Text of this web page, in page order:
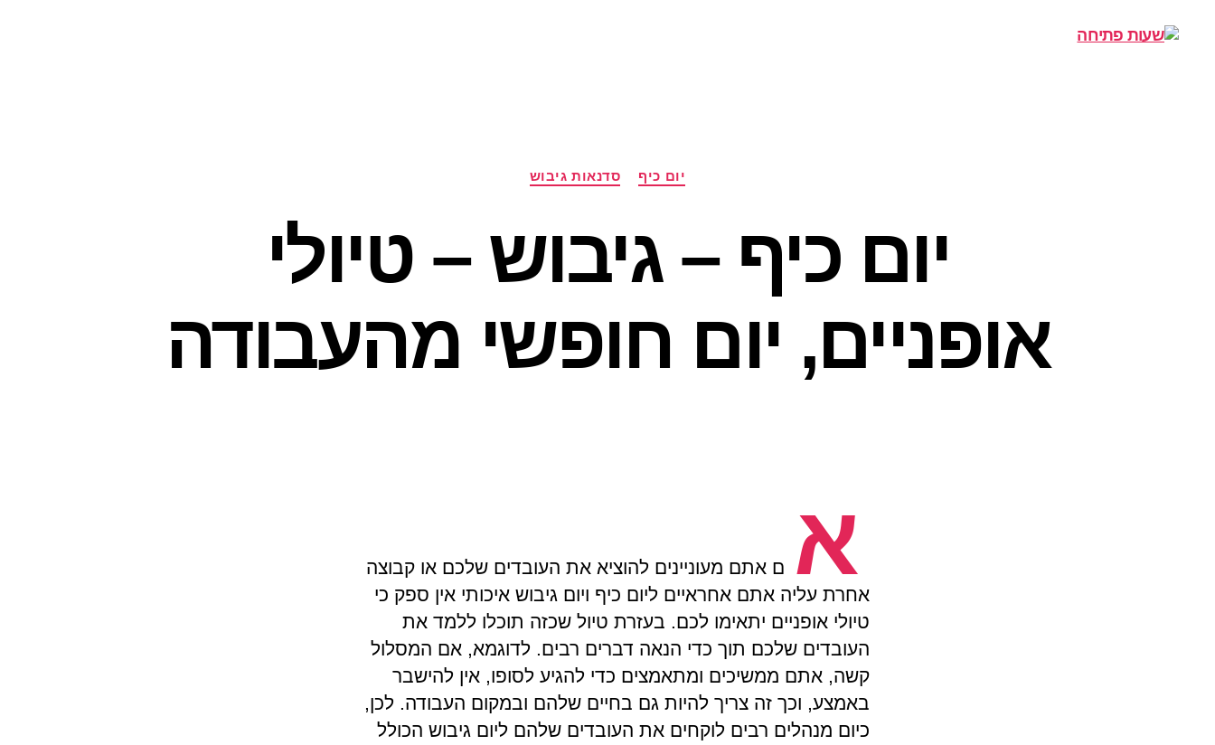
קטגוריות יום כיף סדנאות גיבוש
יום כיף – גיבוש – טיולי
אופניים, יום חופשי מהעבודה
א
ם אתם מעוניינים להוציא את העובדים שלכם או קבוצה
אחרת עליה אתם אחראיים ליום כיף ויום גיבוש איכותי אין ספק כי
טיולי אופניים יתאימו לכם. בעזרת טיול שכזה תוכלו ללמד את
העובדים שלכם תוך כדי הנאה דברים רבים. לדוגמא, אם המסלול
קשה, אתם ממשיכים ומתאמצים כדי להגיע לסופו, אין להישבר
באמצע, וכך זה צריך להיות גם בחיים שלהם ובמקום העבודה. לכן,
כיום מנהלים רבים לוקחים את העובדים שלהם ליום גיבוש הכולל